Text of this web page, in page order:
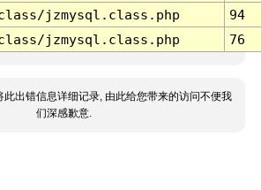
jzmysql.class.php
94
jzmysql.class.php 76
此出错信息详细记录, 由此给您带来的访问不便我
们深感歉意.